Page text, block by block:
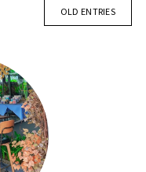
OLD ENTRIES